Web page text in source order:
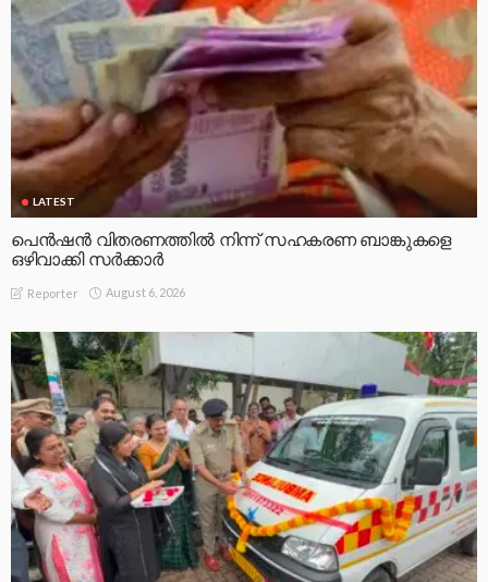
LATEST
പെൻഷൻ വിതരണത്തിൽ നിന്ന് സഹകരണ ബാങ്കുകളെ
ഒഴിവാക്കി സർക്കാർ
Reporter August 6, 2026